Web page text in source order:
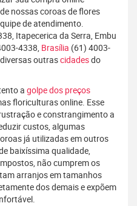
nossas coroas de flores
de atendimento.
Itapecerica da Serra, Embu
4338, Brasília (61) 4003-
outrascidadesdo
a golpe dos preços
floriculturas online. Esse
e constrangimento a
custos, algumas
já utilizadas em outros
baixíssima qualidade,
não cumprem os
arranjos em tamanhos
dos demais e expõem